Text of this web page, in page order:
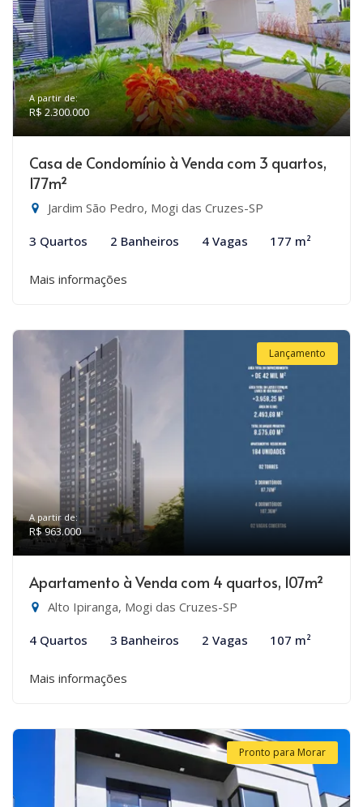
A partir de:
R$ 2.300.000
Casa de Condomínio à Venda com 3 quartos,
177m²
Jardim São Pedro, Mogi das Cruzes-SP
3 Quartos 2 Banheiros 4 Vagas 177 m²
Mais informações
Lançamento
A partir de:
R$ 963.000
Apartamento à Venda com 4 quartos, 107m²
Alto Ipiranga, Mogi das Cruzes-SP
4 Quartos 3 Banheiros 2 Vagas 107 m²
Mais informações
Pronto para Morar